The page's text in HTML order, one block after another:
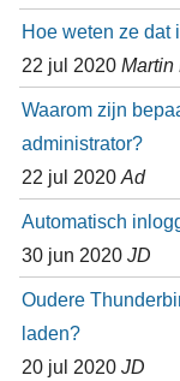
Hoe weten ze dat
22 jul 2020 Martin
Waarom zijn
administrator?
22 jul 2020 Ad
Automatisch
30 jun 2020 JD
Oudere
laden?
20 jul 2020 JD